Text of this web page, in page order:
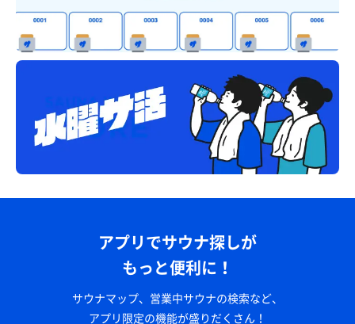
アプリでサウナ探しが
もっと便利に！
サウナマップ、営業中サウナの検索など、
アプリ限定の機能が盛りだくさん！